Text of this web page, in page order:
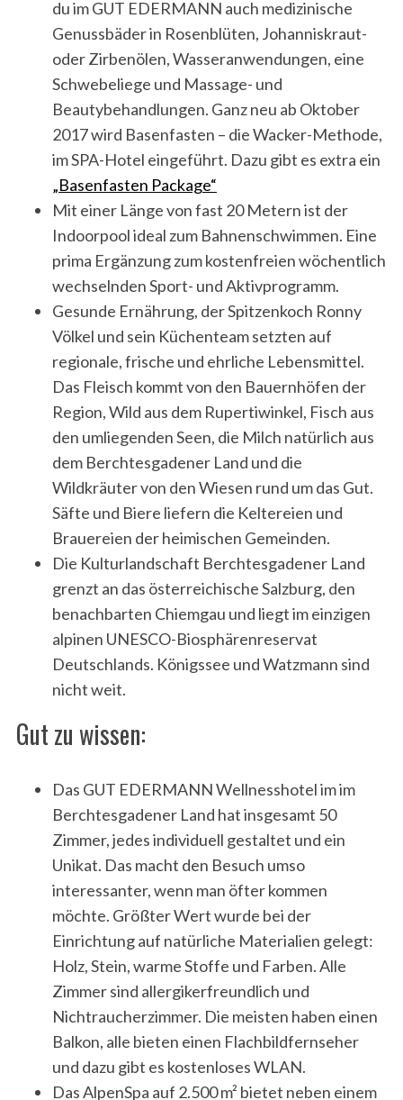
du im GUT EDERMANN auch medizinische
Genussbäder in Rosenblüten, Johanniskraut-
oder Zirbenölen, Wasseranwendungen, eine
Schwebeliege und Massage- und
Beautybehandlungen. Ganz neu ab Oktober
2017 wird Basenfasten – die Wacker-Methode,
im SPA-Hotel eingeführt. Dazu gibt es extra ein
„Basenfasten Package“
Mit einer Länge von fast 20 Metern ist der
Indoorpool ideal zum Bahnenschwimmen. Eine
prima Ergänzung zum kostenfreien wöchentlich
wechselnden Sport- und Aktivprogramm.
Gesunde Ernährung, der Spitzenkoch Ronny
Völkel und sein Küchenteam setzten auf
regionale, frische und ehrliche Lebensmittel.
Das Fleisch kommt von den Bauernhöfen der
Region, Wild aus dem Rupertiwinkel, Fisch aus
den umliegenden Seen, die Milch natürlich aus
dem Berchtesgadener Land und die
Wildkräuter von den Wiesen rund um das Gut.
Säfte und Biere liefern die Keltereien und
Brauereien der heimischen Gemeinden.
Die Kulturlandschaft Berchtesgadener Land
grenzt an das österreichische Salzburg, den
benachbarten Chiemgau und liegt im einzigen
alpinen UNESCO-Biosphärenreservat
Deutschlands. Königssee und Watzmann sind
nicht weit.
Gut zu wissen:
Das GUT EDERMANN Wellnesshotel im im
Berchtesgadener Land hat insgesamt 50
Zimmer, jedes individuell gestaltet und ein
Unikat. Das macht den Besuch umso
interessanter, wenn man öfter kommen
möchte. Größter Wert wurde bei der
Einrichtung auf natürliche Materialien gelegt:
Holz, Stein, warme Stoffe und Farben. Alle
Zimmer sind allergikerfreundlich und
Nichtraucherzimmer. Die meisten haben einen
Balkon, alle bieten einen Flachbildfernseher
und dazu gibt es kostenloses WLAN.
Das AlpenSpa auf 2.500 m² bietet neben einem
e
a
r
c